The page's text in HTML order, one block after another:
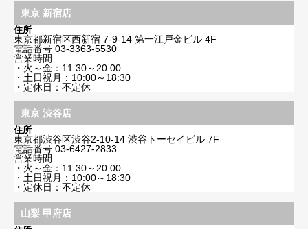
東京 新宿店
住所
東京都新宿区西新宿 7-9-14 第一江戸金ビル 4F
電話番号 03-3363-5530
営業時間
・火～金：11:30～20:00
・土日祝月：10:00～18:30
・定休日：不定休
東京 渋谷店
住所
東京都渋谷区渋谷2-10-14 渋谷トーセイビル 7F
電話番号 03-6427-2833
営業時間
・火～金：11:30～20:00
・土日祝月：10:00～18:30
・定休日：不定休
山梨 甲府店